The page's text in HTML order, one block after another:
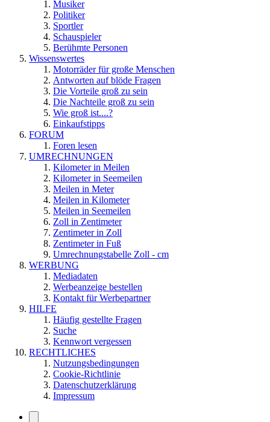
Musiker
Politiker
Sportler
Schauspieler
Berühmte Personen
Wissenswertes
Motorräder für große Menschen
Antworten auf blöde Fragen
Die Vorteile groß zu sein
Die Nachteile groß zu sein
Wie groß ist....?
Einkaufstipps
FORUM
Foren lesen
UMRECHNUNGEN
Kilometer in Meilen
Kilometer in Seemeilen
Meilen in Meter
Meilen in Kilometer
Meilen in Seemeilen
Zoll in Zentimeter
Zentimeter in Zoll
Zentimeter in Fuß
Umrechnungstabelle Zoll - cm
WERBUNG
Mediadaten
Werbeanzeige bestellen
Kontakt für Werbepartner
HILFE
Häufig gestellte Fragen
Suche
Kennwort vergessen
RECHTLICHES
Nutzungsbedingungen
Cookie-Richtlinie
Datenschutzerklärung
Impressum